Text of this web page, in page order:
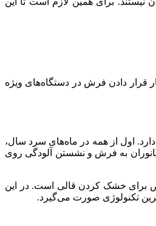
قرار دادن فرش در دستگاه‌های ویژه
اول از همه در ماه‌های سرد سال،
به فرش و نشستن آلودگی روی
برای خشک کردن قالی است. در این
تکنولوژی صورت می‌گیرد.